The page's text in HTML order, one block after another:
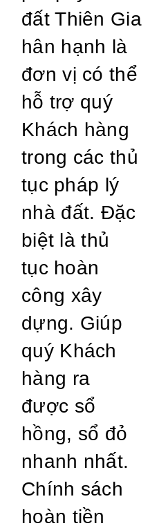
đất Thiên Gia
hân hạnh là
đơn vị có thể
hỗ trợ quý
Khách hàng
trong các thủ
tục pháp lý
nhà đất. Đặc
biệt là thủ
tục hoàn
công xây
dựng. Giúp
quý Khách
hàng ra
được sổ
hồng, sổ đỏ
nhanh nhất.
Chính sách
hoàn tiền